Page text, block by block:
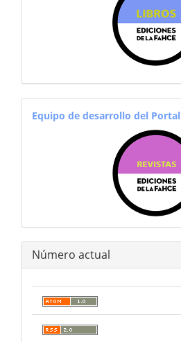
equiporevistas
Equipo de desarrollo del Portal
Número actual